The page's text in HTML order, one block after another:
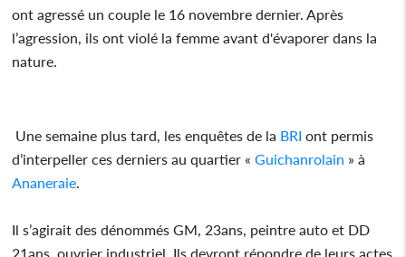
ont agressé un couple le 16 novembre dernier. Après
l’agression, ils ont violé la femme avant d'évaporer dans la
nature.
Une semaine plus tard, les enquêtes de la BRI ont permis
d’interpeller ces derniers au quartier «Guichanrolain » à
Ananeraie
Il s’agirait des dénommés GM, 23ans, peintre auto et DD
21ans, ouvrier industriel. Ils devront répondre de leurs actes